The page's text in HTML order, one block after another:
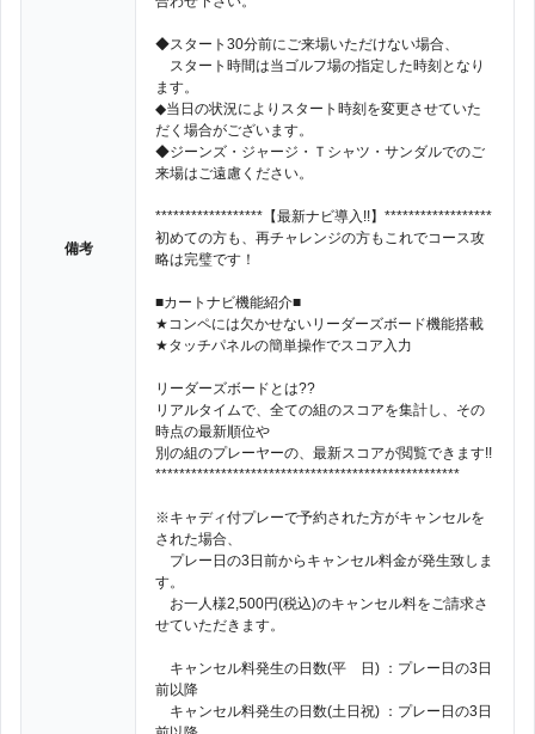
備考
◆スタート30分前にご来場いただけない場合、
スタート時間は当ゴルフ場の指定した時刻となり
ます。
◆当日の状況によりスタート時刻を変更させていた
だく場合がございます。
◆ジーンズ・ジャージ・Ｔシャツ・サンダルでのご
来場はご遠慮ください。
******************【最新ナビ導入!!】******************
初めての方も、再チャレンジの方もこれでコース攻
略は完璧です！
■カートナビ機能紹介■
★コンペには欠かせないリーダーズボード機能搭載
★タッチパネルの簡単操作でスコア入力
リーダーズボードとは??
リアルタイムで、全ての組のスコアを集計し、その
時点の最新順位や
別の組のプレーヤーの、最新スコアが閲覧できます!!
***************************************************
※キャディ付プレーで予約された方がキャンセルを
された場合、
プレー日の3日前からキャンセル料金が発生致しま
す。
お一人様2,500円(税込)のキャンセル料をご請求さ
せていただきます。
キャンセル料発生の日数(平 日) ：プレー日の3日
前以降
キャンセル料発生の日数(土日祝) ：プレー日の3日